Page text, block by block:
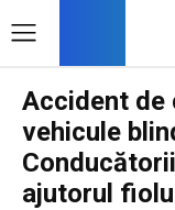
Accident de
vehicule
ajutorul